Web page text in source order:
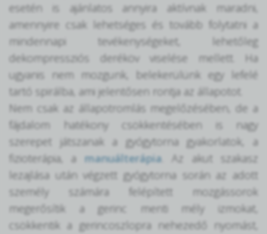
esetén is ajánlatos annyira aktívnak maradni,
amennyire csak lehetséges és tovább folytatni a
mindennapi tevékenységeket, lehetőleg
dekompressziós deréköv viselése mellett. Ha
ugyanis nem mozgunk, belekerülünk egy lefelé
tartó spirálba, ami jelentősen rontja az állapotot.
Nem csak az állapotromlás megelőzésében, de a
fájdalom hatékony csökkentésében is nagy
szerepet játszanak a gyógytorna gyakorlatok, a
fizioterápia, a manuálterápia. Az akut szakasz
lezajlása után végzett gyógytorna során az adott
személy számára felépített mozgássorok
megerősítik a gerinc menti mély izmokat,
csökkentik a gerincoszlopra nehezedő nyomást,